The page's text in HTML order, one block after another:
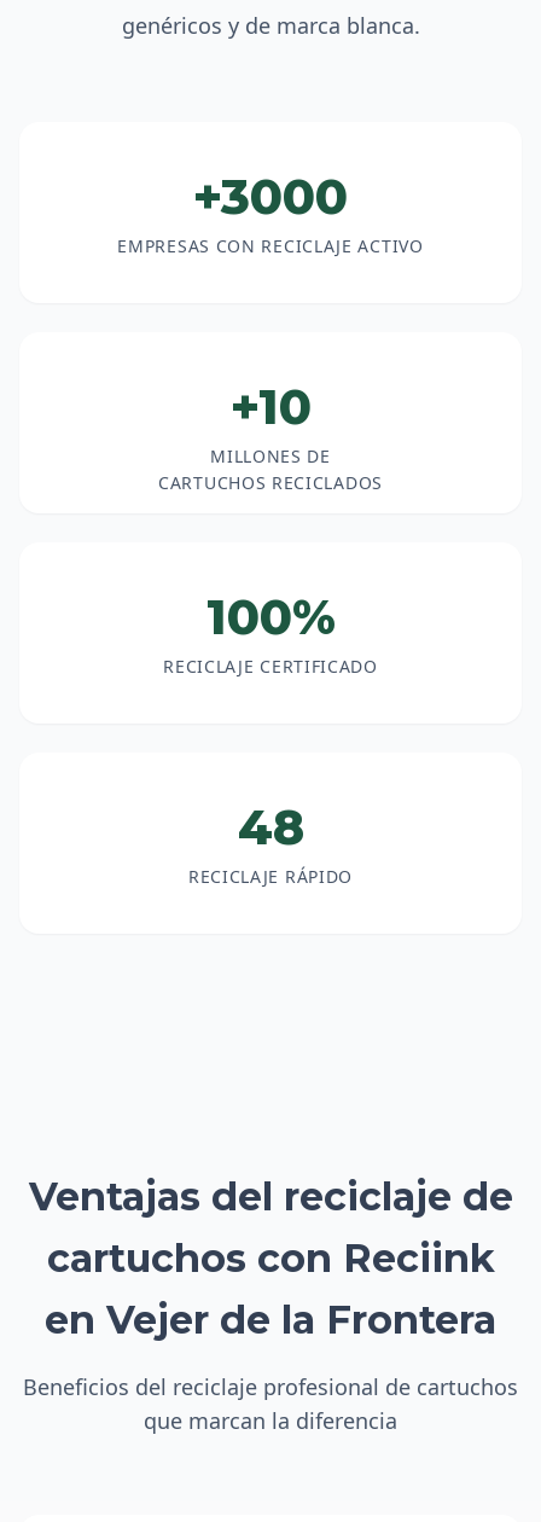
genéricos y de marca blanca.
+3000
EMPRESAS CON RECICLAJE ACTIVO
+10
MILLONES DE
CARTUCHOS RECICLADOS
100%
RECICLAJE CERTIFICADO
48
RECICLAJE RÁPIDO
Ventajas del reciclaje de
cartuchos con Reciink
en Vejer de la Frontera
Beneficios del reciclaje profesional de cartuchos
que marcan la diferencia